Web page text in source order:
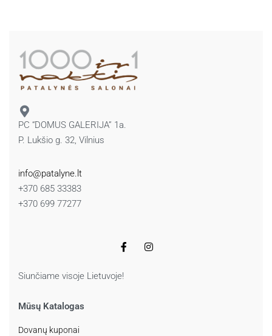
PC “DOMUS GALERIJA” 1a.
P. Lukšio g. 32, Vilnius
info@patalyne.lt
+370 685 33383
+370 699 77277
Siunčiame visoje Lietuvoje!
Mūsų Katalogas
Dovanų kuponai